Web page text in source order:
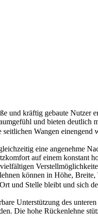
kräftig gebaute Nutzer
und bieten deutlich
seitlichen Wangen einengend
eine angenehme
auf einem konstant
können in Höhe,
und Stelle bleibt und sich
Unterstützung des
Die hohe Rückenlehne